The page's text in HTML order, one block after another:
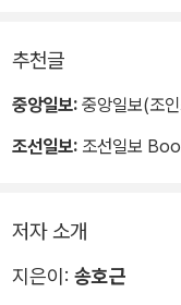
나 ‘거시 구조의 전환’에
한다. 한글의 사용과 함
현을 촉발하였으며, 이것
추천글
중앙일보: 중앙일보(조
조선일보: 조선일보
저자 소개
지은이: 송호근